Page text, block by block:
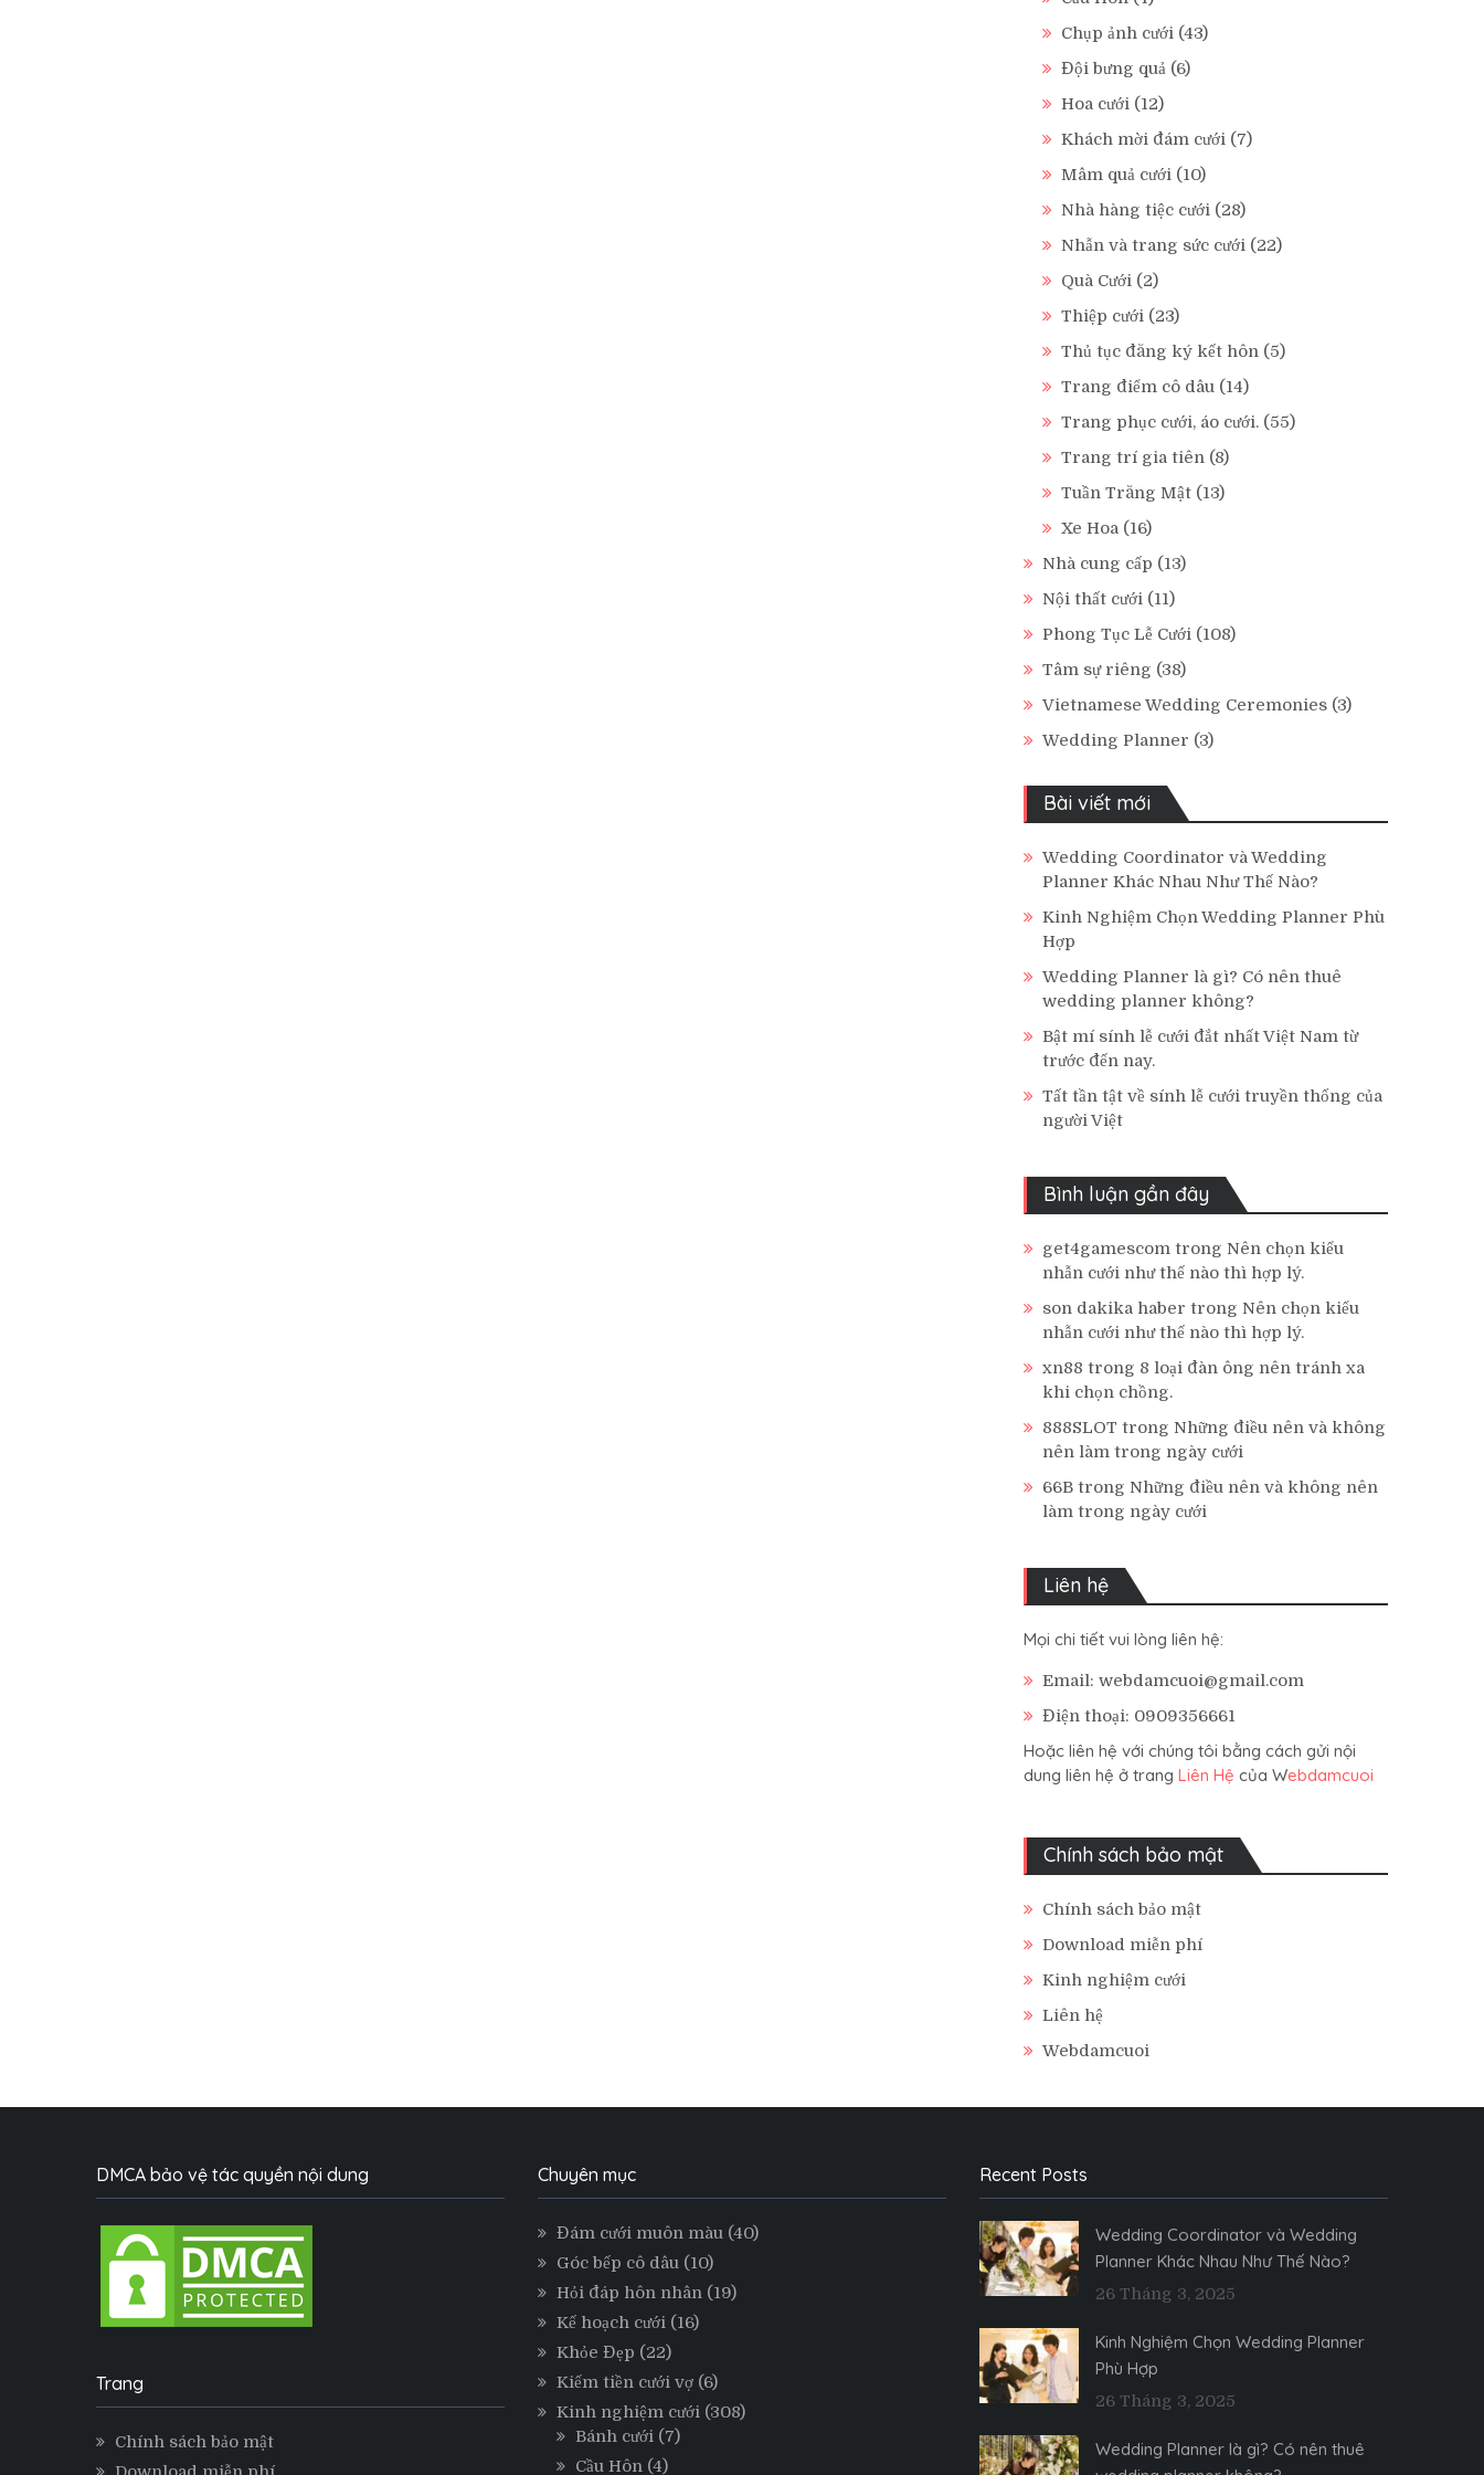
Chụp ảnh cưới (43)
Đội bưng quả (6)
Hoa cưới (12)
Khách mời đám cưới (7)
Mâm quả cưới (10)
Nhà hàng tiệc cưới (28)
Nhẫn và trang sức cưới (22)
Quà Cưới (2)
Thiệp cưới (23)
Thủ tục đăng ký kết hôn (5)
Trang điểm cô dâu (14)
Trang phục cưới, áo cưới. (55)
Trang trí gia tiên (8)
Tuần Trăng Mật (13)
Xe Hoa (16)
Nhà cung cấp (13)
Nội thất cưới (11)
Phong Tục Lễ Cưới (108)
Tâm sự riêng (38)
Vietnamese Wedding Ceremonies (3)
Wedding Planner (3)
Bài viết mới
Wedding Coordinator và Wedding
Planner Khác Nhau Như Thế Nào?
Kinh Nghiệm Chọn Wedding Planner Phù
Hợp
Wedding Planner là gì? Có nên thuê
wedding planner không?
Bật mí sính lễ cưới đắt nhất Việt Nam từ
trước đến nay.
Tất tần tật về sính lễ cưới truyền thống của
người Việt
Bình luận gần đây
get4gamescom trong Nên chọn kiểu
nhẫn cưới như thế nào thì hợp lý.
son dakika haber trong Nên chọn kiểu
nhẫn cưới như thế nào thì hợp lý.
xn88 trong 8 loại đàn ông nên tránh xa
khi chọn chồng.
888SLOT trong Những điều nên và không
nên làm trong ngày cưới
66B trong Những điều nên và không nên
làm trong ngày cưới
Liên hệ
Mọi chi tiết vui lòng liên hệ:
Email: webdamcuoi@gmail.com
Điện thoại: 0909356661
Hoặc liên hệ với chúng tôi bằng cách gửi nội
dung liên hệ ở trang Liên Hệ của Webdamcuoi
Chính sách bảo mật
Chính sách bảo mật
Download miễn phí
Kinh nghiệm cưới
Liên hệ
Webdamcuoi
DMCA bảo vệ tác quyền nội dung
Trang
Chính sách bảo mật
Chuyên mục
Đám cưới muôn màu(40)
Góc bếp cô dâu(10)
Hỏi đáp hôn nhân(19)
Kế hoạch cưới(16)
Khỏe Đẹp (22)
Kiếm tiền cưới vợ(6)
Kinh nghiệm cưới(308)
Bánh cưới(7)
Cầu Hôn(4)
Recent Posts
Wedding Coordinator và Wedding
Planner Khác Nhau Như Thế Nào?
26 Tháng 3, 2025
Kinh Nghiệm Chọn Wedding Planner
Phù Hợp
26 Tháng 3, 2025
Wedding Planner là gì? Có nên thuê